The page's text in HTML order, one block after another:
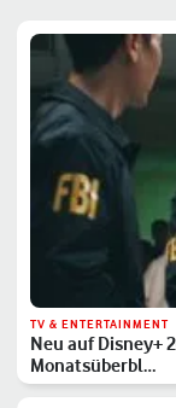
TV & ENTERTAINMENT
Neu auf Disney+
Monatsüberbl…